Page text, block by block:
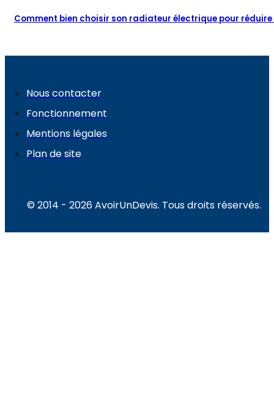
Comment bien choisir son radiateur électrique pour
Nous contacter
Fonctionnement
Mentions légales
Plan de site
© 2014 - 2026 AvoirUnDevis. Tous droits réservés.